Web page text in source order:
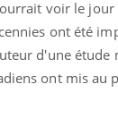
voir le
ont été
d'une étude
ont mis